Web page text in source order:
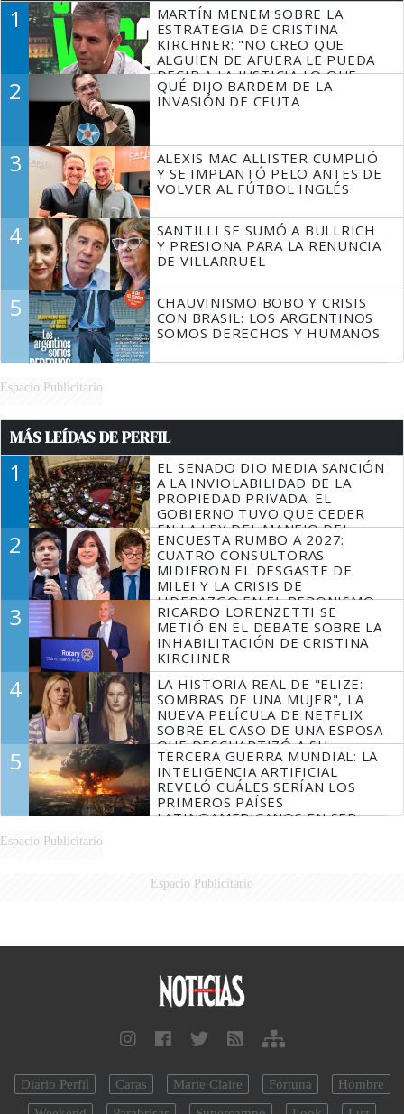
1
MARTÍN MENEM SOBRE LA
ESTRATEGIA DE CRISTINA
KIRCHNER: "NO CREO QUE
ALGUIEN DE AFUERA LE PUEDA
DECIR A LA JUSTICIA LO QUE
TIENE QUE HACER"
2
QUÉ DIJO BARDEM DE LA
INVASIÓN DE CEUTA
3
ALEXIS MAC ALLISTER CUMPLIÓ
Y SE IMPLANTÓ PELO ANTES DE
VOLVER AL FÚTBOL INGLÉS
4
SANTILLI SE SUMÓ A BULLRICH
Y PRESIONA PARA LA RENUNCIA
DE VILLARRUEL
5
CHAUVINISMO BOBO Y CRISIS
CON BRASIL: LOS ARGENTINOS
SOMOS DERECHOS Y HUMANOS
Espacio Publicitario
MÁS LEÍDAS DE PERFIL
1
EL SENADO DIO MEDIA SANCIÓN
A LA INVIOLABILIDAD DE LA
PROPIEDAD PRIVADA: EL
GOBIERNO TUVO QUE CEDER
EN LA LEY DEL MANEJO DEL
FUEGO
2
ENCUESTA RUMBO A 2027:
CUATRO CONSULTORAS
MIDIERON EL DESGASTE DE
MILEI Y LA CRISIS DE
LIDERAZGO EN EL PERONISMO
3
RICARDO LORENZETTI SE
METIÓ EN EL DEBATE SOBRE LA
INHABILITACIÓN DE CRISTINA
KIRCHNER
4
LA HISTORIA REAL DE "ELIZE:
SOMBRAS DE UNA MUJER", LA
NUEVA PELÍCULA DE NETFLIX
SOBRE EL CASO DE UNA ESPOSA
QUE DESCUARTIZÓ A SU
MARIDO
5
TERCERA GUERRA MUNDIAL: LA
INTELIGENCIA ARTIFICIAL
REVELÓ CUÁLES SERÍAN LOS
PRIMEROS PAÍSES
LATINOAMERICANOS EN SER
Espacio Publicitario
Espacio Publicitario
Diario Perfil Caras Marie Claire Fortuna
Hombre